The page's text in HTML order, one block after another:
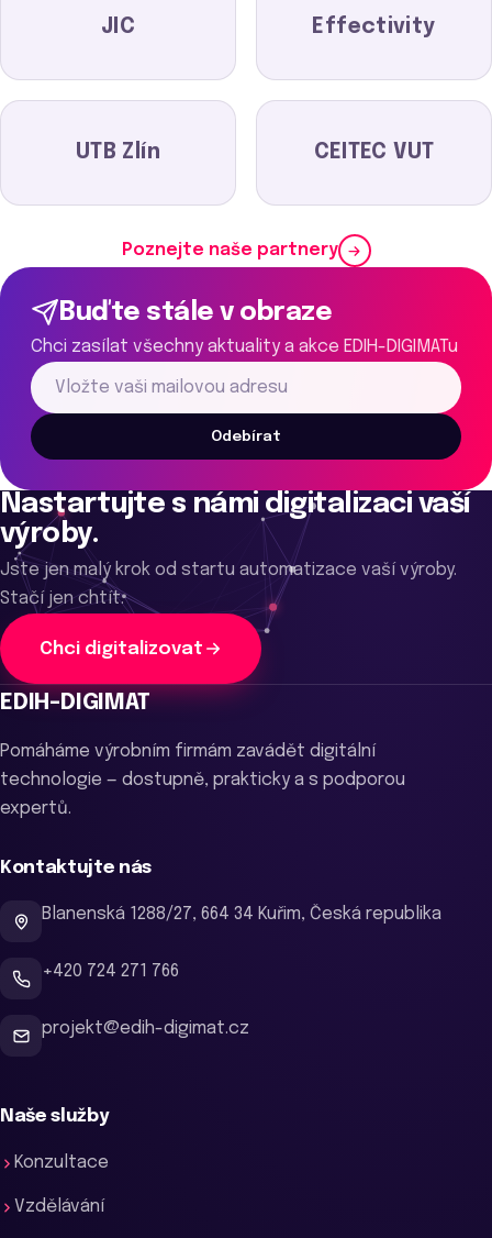
JIC Effectivity
UTB Zlín CEITEC VUT
Poznejte naše partnery
Buďte stále v obraze
Chci zasílat všechny aktuality a akce EDIH-DIGIMATu
Odebírat
Nastartujte s námi digitalizaci vaší
výroby.
Jste jen malý krok od startu automatizace vaší výroby.
Stačí jen chtít.
Chci digitalizovat
EDIH-DIGIMAT
Pomáháme výrobním firmám zavádět digitální
technologie — dostupně, prakticky a s podporou
expertů.
Kontaktujte nás
Blanenská 1288/27, 664 34 Kuřim, Česká republika
+420 724 271 766
projekt@edih-digimat.cz
Naše služby
Konzultace
Vzdělávání